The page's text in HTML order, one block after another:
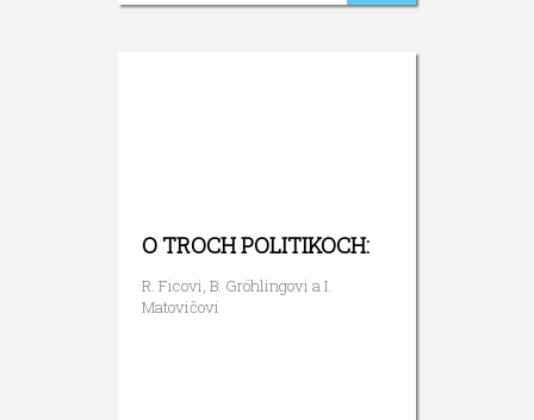
O TROCH POLITIKOCH:
R. Ficovi, B. Gröhlingovi a I.
Matovičovi